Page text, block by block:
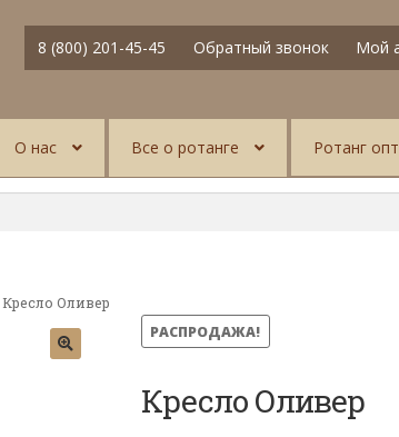
8 (800) 201-45-45 Обратный звонок Мой
О нас Все о ротанге Ротанг
Кресло Оливер
РАСПРОДАЖА!
Кресло Оливер